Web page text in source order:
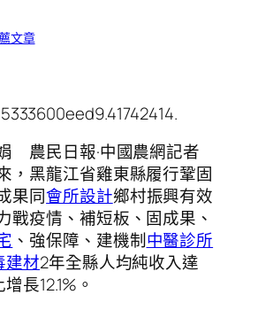
文章
農民日報·中國農網記者
，黑龍江省雞東縣履行鞏固
果同會所設計鄉村振興有效
戰疫情、補短板、固成果、
、強保障、建機制中醫診所
建材2年全縣人均純收入達
長12.1%。